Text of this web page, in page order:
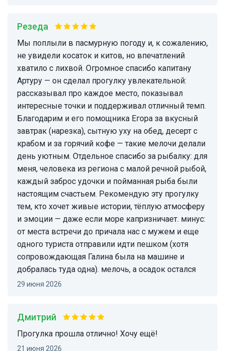
Резеда
Мы поплыли в пасмурную погоду и, к сожалению,
не увидели косаток и китов, но впечатлений
хватило с лихвой. Огромное спасибо капитану
Артуру — он сделал прогулку увлекательной:
рассказывал про каждое место, показывал
интересные точки и поддерживал отличный темп.
Благодарим и его помощника Егора за вкусный
завтрак (нарезка), сытную уху на обед, десерт с
крабом и за горячий кофе — такие мелочи делали
день уютным. Отдельное спасибо за рыбалку: для
меня, человека из региона с малой речной рыбой,
каждый заброс удочки и пойманная рыба были
настоящим счастьем. Рекомендую эту прогулку
тем, кто хочет живые истории, тёплую атмосферу
и эмоции — даже если море капризничает. минус:
от места встречи до причала нас с мужем и еще
одного туриста отправили идти пешком (хотя
сопровождающая Галина была на машине и
добралась туда одна). мелочь, а осадок остался
29 июня 2026
Дмитрий
Прогулка прошла отлично! Хочу ещё!
21 июня 2026